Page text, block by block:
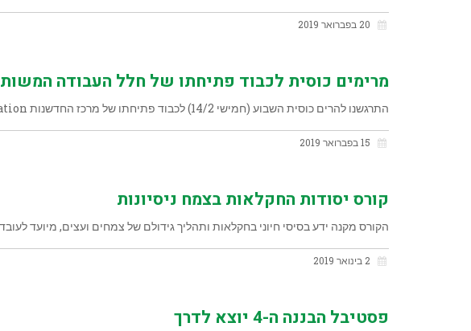
מרימים כוסית לכבוד פתיחתו של חלל העבודה
התרגשנו להרים כוסית השבוע (חמישי 14/2) לכבוד פתיחתו של מרכז החדשנות kinneret-innovation, בשיתוף המכללה האקדמית כנרת. מרכז החדשנות צפוי להשתרע
קורס יסודות החקלאות בצמח ניסיונות
הקורס מקנה ידע בסיסי חיוני בחקלאות ותהליך גידולם של צמחים ועצים, מיועד
פסטיבל הבננה ה-4 יוצא לדרך